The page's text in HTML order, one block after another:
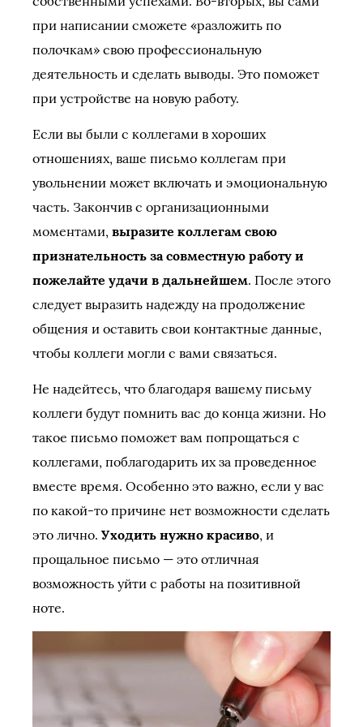
при написании сможете «разложить по
полочкам» свою профессиональную
деятельность и сделать выводы. Это поможет
при устройстве на новую работу.
Если вы были с коллегами в хороших
отношениях, ваше письмо коллегам при
увольнении может включать и эмоциональную
часть. Закончив с организационными
моментами, выразите коллегам свою
признательность за совместную работу и
пожелайте удачи в дальнейшем. После этого
следует выразить надежду на продолжение
общения и оставить свои контактные данные,
чтобы коллеги могли с вами связаться.
Не надейтесь, что благодаря вашему письму
коллеги будут помнить вас до конца жизни. Но
такое письмо поможет вам попрощаться с
коллегами, поблагодарить их за проведенное
вместе время. Особенно это важно, если у вас
по какой-то причине нет возможности сделать
это лично. Уходить нужно красиво, и
прощальное письмо — это отличная
возможность уйти с работы на позитивной
ноте.